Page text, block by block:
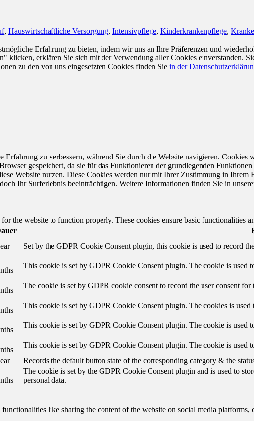
, Hauswirtschaftliche Versorgung, Intensivpflege, Kinderkrankenpflege,
Erfahrung zu bieten, indem wir uns an Ihre Präferenzen und
klicken, erklären Sie sich mit der Verwendung aller Cookies einverstanden.
zu den von uns eingesetzten Cookies finden Sie in der
Erfahrung zu verbessern, während Sie durch die Website navigieren.
gespeichert, da sie für das Funktionieren der grundlegenden
Website nutzen. Diese Cookies werden nur mit Ihrer Zustimmung in
Ihr Surferlebnis beeinträchtigen. Weitere Informationen finden Sie in
the website to function properly. These cookies ensure basic functionalities
Set by the GDPR Cookie Consent plugin, this cookie is used to record
This cookie is set by GDPR Cookie Consent plugin. The cookie is used
The cookie is set by GDPR cookie consent to record the user consent
This cookie is set by GDPR Cookie Consent plugin. The cookies is
This cookie is set by GDPR Cookie Consent plugin. The cookie is used
This cookie is set by GDPR Cookie Consent plugin. The cookie is used
Records the default button state of the corresponding category & the
The cookie is set by the GDPR Cookie Consent plugin and is used to
personal data.
like sharing the content of the website on social media platforms,